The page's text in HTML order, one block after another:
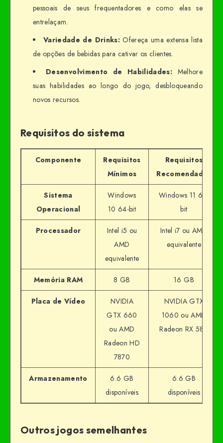
pessoais de seus frequentadores e como elas se
entrelaçam.
Variedade de Drinks:Ofereça uma extensa lista
de opções de bebidas para cativar os clientes.
Desenvolvimento de Habilidades: Melhore
suas habilidades ao longo do jogo, desbloqueando
novos recursos.
Requisitos do sistema
Componente
Requisitos
Mínimos
Requisitos
Recomendados
Sistema
Operacional
Windows
10 64-bit
Windows 11 64-
bit
Processador
Intel i5 ou
AMD
equivalente
Intel i7 ou AMD
equivalente
Memória RAM 8 GB 16 GB
Placa de Vídeo
NVIDIA
GTX 660
ou AMD
Radeon HD
7870
NVIDIA GTX
1060 ou AMD
Radeon RX 580
Armazenamento
6.6 GB
disponíveis
6.6 GB
disponíveis
Outros jogos semelhantes